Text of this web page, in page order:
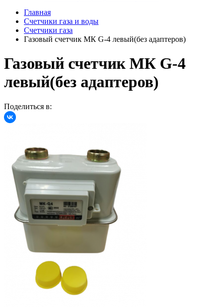
Главная
Счетчики газа и воды
Счетчики газа
Газовый счетчик МК G-4 левый(без адаптеров)
Газовый счетчик МК G-4
левый(без адаптеров)
Поделиться в: